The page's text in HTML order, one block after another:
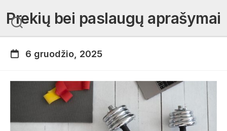
content
Prekių bei paslaugų aprašymai
6 gruodžio, 2025